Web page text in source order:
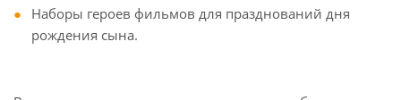
Наборы героев фильмов для празднований дня
рождения сына.